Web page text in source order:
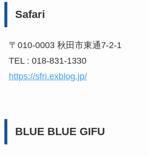
Safari
〒010-0003 秋田市東通7-2-1
TEL : 018-831-1330
https://sfri.exblog.jp/
BLUE BLUE GIFU